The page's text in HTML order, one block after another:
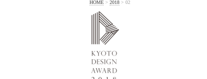
HOME > 2018 > 02